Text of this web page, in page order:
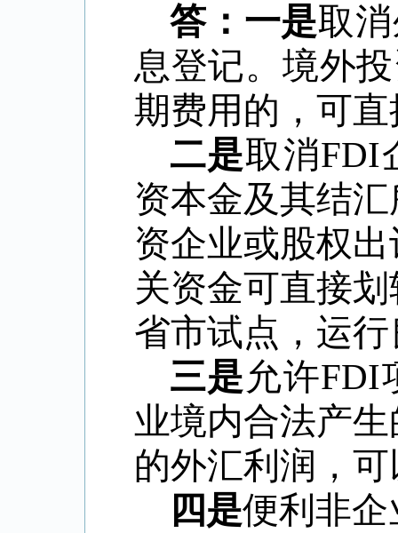
答：一是取
息登记。境外
期费用的，可
二是取消FDI
资本金及其结
资企业或股权
关资金可直接
省市试点，运
三是允许FDI
业境内合法产
的外汇利润，
四是便利非